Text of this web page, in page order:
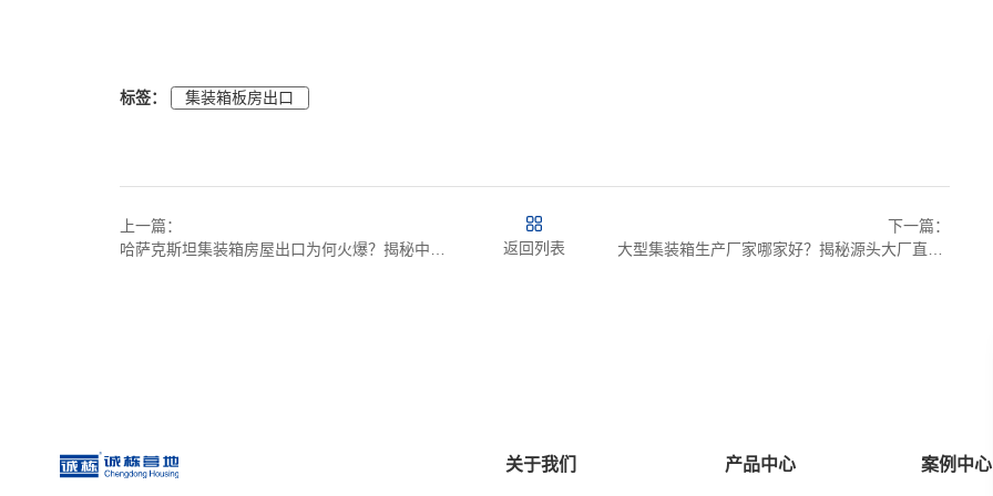
标签： 集装箱板房出口
上一篇：
哈萨克斯坦集装箱房屋出口为何火爆？揭秘中亚市场需求持续攀升的真相
返回列表
下一篇：
大型集装箱生产厂家哪家好？揭秘源头大厂直供的划算之选
关于我们 产品中心 案例中心